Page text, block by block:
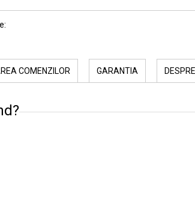
COMENZILOR GARANTIA